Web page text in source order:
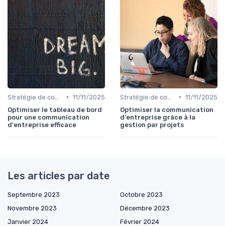
• 11/11/2025
Optimiser le tableau de bord
pour une communication
d'entreprise efficace
• 11/11/2025
Optimiser la communication
d'entreprise grâce à la
gestion par projets
Les articles par date
Septembre 2023
Octobre 2023
Novembre 2023
Décembre 2023
Janvier 2024
Février 2024